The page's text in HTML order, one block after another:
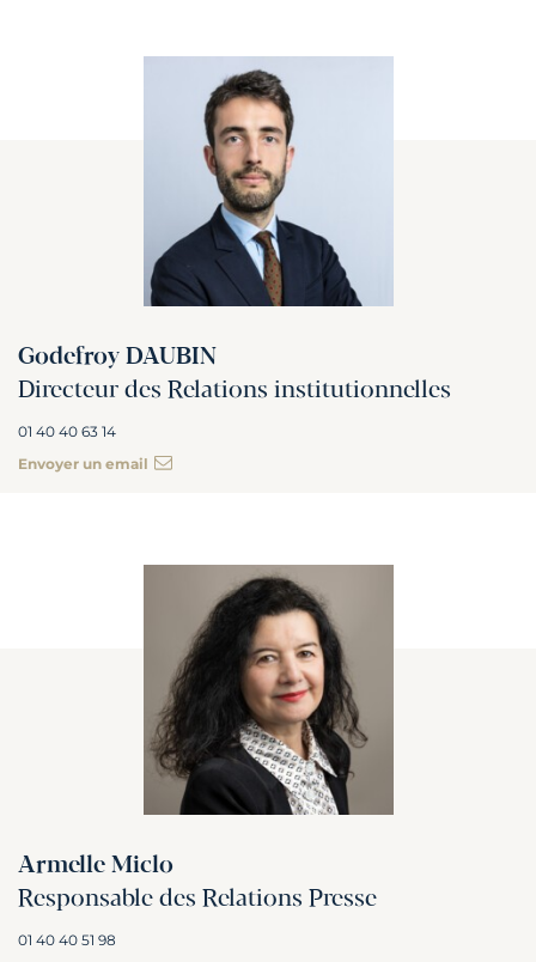
Godefroy DAUBIN
Directeur des Relations institutionnelles
01 40 40 63 14
Envoyer un email
Armelle Miclo
Responsable des Relations Presse
01 40 40 51 98